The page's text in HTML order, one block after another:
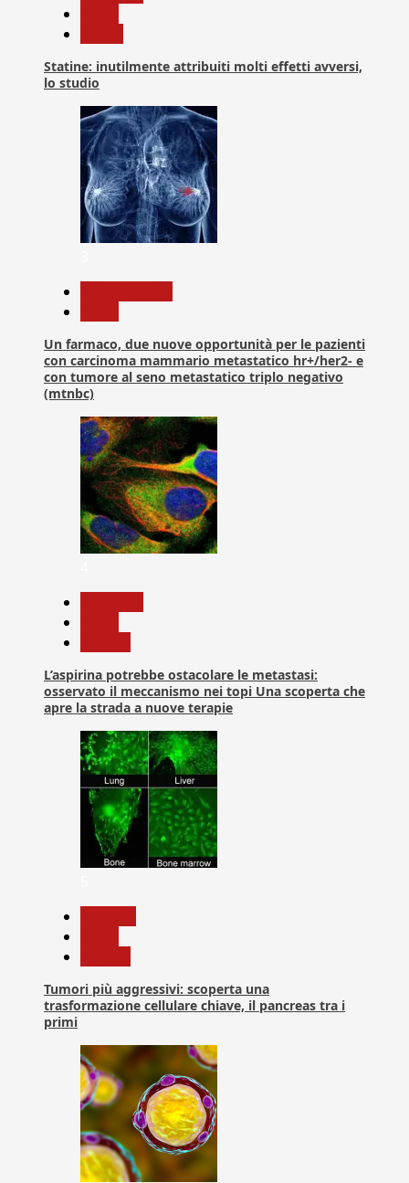
Statine: inutilmente attribuiti molti effetti avversi,
lo studio
Un farmaco, due nuove opportunità per le pazienti
con carcinoma mammario metastatico hr+/her2- e
con tumore al seno metastatico triplo negativo
(mtnbc)
L’aspirina potrebbe ostacolare le metastasi:
osservato il meccanismo nei topi Una scoperta che
apre la strada a nuove terapie
Tumori più aggressivi: scoperta una
trasformazione cellulare chiave, il pancreas tra i
primi